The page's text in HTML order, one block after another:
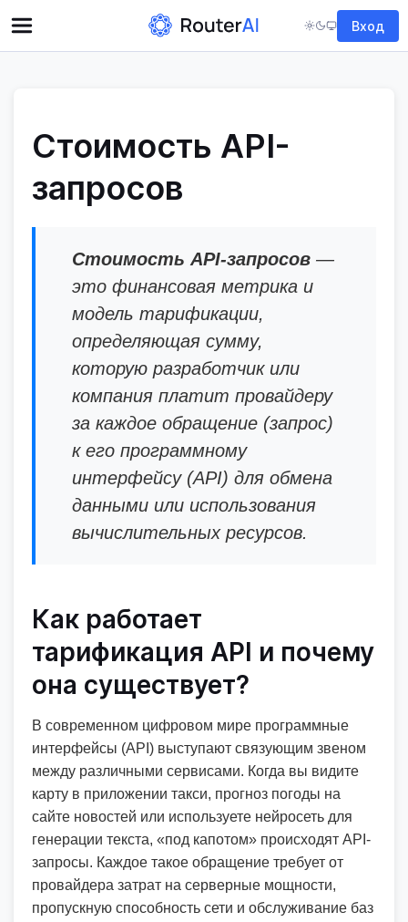
Вход
Стоимость API-
запросов
Стоимость API-запросов —
это финансовая метрика и
модель тарификации,
определяющая сумму,
которую разработчик или
компания платит провайдеру
за каждое обращение (запрос)
к его программному
интерфейсу (API) для обмена
данными или использования
вычислительных ресурсов.
Как работает
тарификация API и почему
она существует?
В современном цифровом мире программные
интерфейсы (API) выступают связующим звеном
между различными сервисами. Когда вы видите
карту в приложении такси, прогноз погоды на
сайте новостей или используете нейросеть для
генерации текста, «под капотом» происходят API-
запросы. Каждое такое обращение требует от
провайдера затрат на серверные мощности,
пропускную способность сети и обслуживание баз